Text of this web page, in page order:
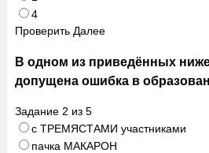
4
Проверить Далее
В одном из приведённых
допущена ошибка в
Задание 2 из 5
с ТРЕМЯСТАМИ участниками
пачка МАКАРОН